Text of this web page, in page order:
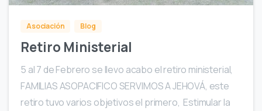
Asociación Blog
Retiro Ministerial
5 al 7 de Febrero se llevo acabo el retiro ministerial,
FAMILIAS ASOPACIFICO SERVIMOS A JEHOVÁ, este
retiro tuvo varios objetivos el primero, Estimular la